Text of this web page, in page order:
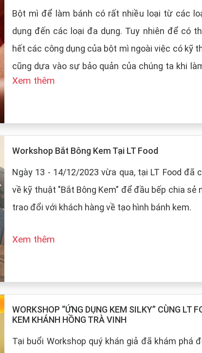
Bột mì để làm bánh có rất nhiều loại từ các
dụng đến các loại đa dụng. Tuy nhiên để có
hết các công dụng của bột mì ngoài việc có kỹ
cũng dựa vào sự bảo quản của chúng ta khi làm bánh.
LT Food sẽ đưa ra những cách bảo quản chung
Xem thêm
Workshop Bắt Bông Kem Tại LT Food
Ngày 13 - 14/12/2023 vừa qua, tại LT Food đã
về kỹ thuật "Bắt Bông Kem" để đầu bếp chia sẻ
trao đổi với khách hàng về tạo hình bánh kem.
Xem thêm
WORKSHOP “ỨNG DỤNG KEM SILKY” CÙNG LT
KEM KHÁNH HỒNG TRÀ VINH
Tại buổi Workshop quý khán giả đã khám phá